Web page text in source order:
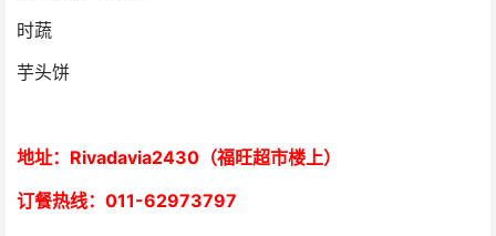
时蔬
芋头饼
地址：Rivadavia2430（福旺超市楼上）
订餐热线： 011-62973797